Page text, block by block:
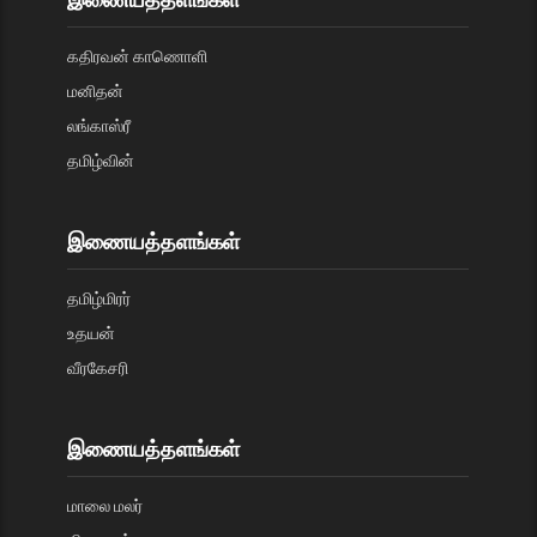
கதிரவன் காணொளி
மனிதன்
லங்காஸ்ரீ
தமிழ்வின்
இணையத்தளங்கள்
தமிழ்மிரர்
உதயன்
வீரகேசரி
இணையத்தளங்கள்
மாலை மலர்